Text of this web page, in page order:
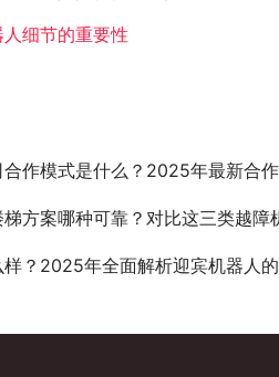
细节的重要性
模式是什么？2025年最新合作流程指南
案哪种可靠？对比这三类越障机构的故障
？2025年全面解析迎宾机器人的优势